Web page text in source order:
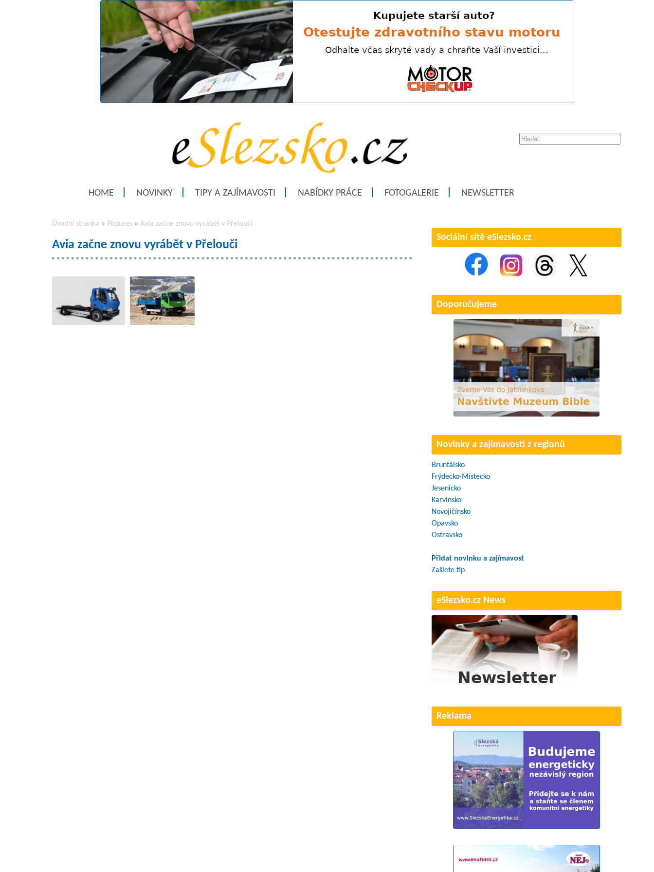
HOME NOVINKY TIPY A ZAJÍMAVOSTI NABÍDKY PRÁCE FOTOGALERIE NEWSLETTER
Úvodní stránka » Pictures » Avia začne znovu vyrábět v Přelouči
Avia začne znovu vyrábět v Přelouči
Sociální sítě eSlezsko.cz
Doporučujeme
Novinky a zajímavosti z regionů
Bruntálsko
Frýdecko-Místecko
Jesenicko
Karvinsko
Novojičínsko
Opavsko
Ostravsko
Přidat novinku a zajímavost
Zašlete tip
eSlezsko.cz News
Reklama